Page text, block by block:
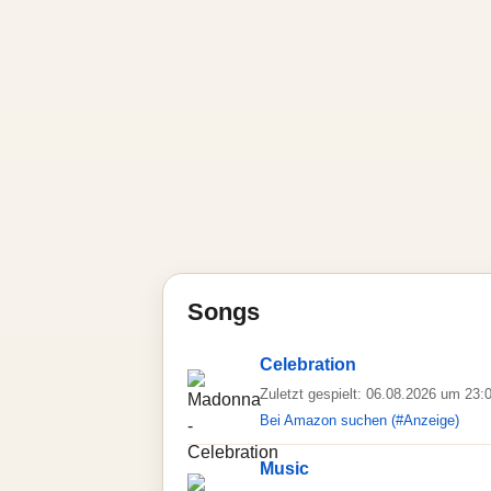
Songs
Celebration
Zuletzt gespielt: 06.08.2026 um
Bei Amazon suchen (#Anzeige)
Music